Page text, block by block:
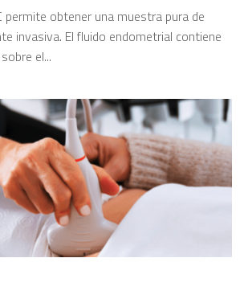
permite obtener una muestra pura de
invasiva. El fluido endometrial contiene
el...